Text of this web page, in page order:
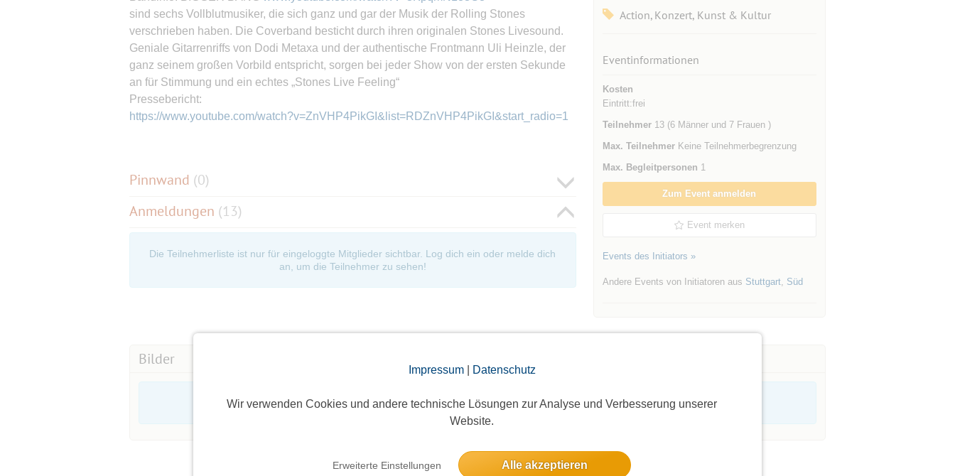
Impressum| Datenschutz
Wir verwenden Cookies und andere technische Lösungen zur Analyse und Verbesserung unserer
Website.
Erweiterte Einstellungen Alle akzeptieren
sind sechs Vollblutmusiker, die sich ganz und gar der Musik der Rolling Stones
verschrieben haben. Die Coverband besticht durch ihren originalen Stones Livesound.
Geniale Gitarrenriffs von Dodi Metaxa und der authentische Frontmann Uli Heinzle, der
ganz seinem großen Vorbild entspricht, sorgen bei jeder Show von der ersten Sekunde
an für Stimmung und ein echtes „Stones Live Feeling“
Pressebericht:
https://www.youtube.com/watch?v=ZnVHP4PikGI&list=RDZnVHP4PikGI&start_radio=1
Pinnwand (0)
Anmeldungen (13)
Die Teilnehmerliste ist nur für eingeloggte Mitglieder sichtbar. Log dich ein oder melde dich
an, um die Teilnehmer zu sehen!
Action, Konzert, Kunst & Kultur
Eventinformationen
Kosten
Eintritt:frei
Teilnehmer13 (6 Männer und 7 Frauen )
Max. TeilnehmerKeine Teilnehmerbegrenzung
Max. Begleitpersonen 1
Zum Event anmelden
Event merken
Events des Initiators »
Andere Events von Initiatoren aus Stuttgart, Süd
Bilder
Die Bildergalerien sind nur für eingeloggte Mitglieder sichtbar.